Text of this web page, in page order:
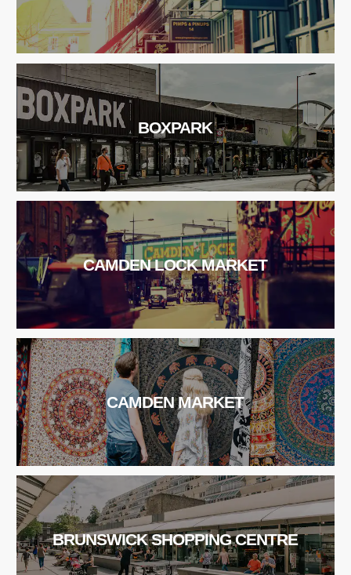
BOXPARK
CAMDEN LOCK MARKET
CAMDEN MARKET
BRUNSWICK SHOPPING CENTRE